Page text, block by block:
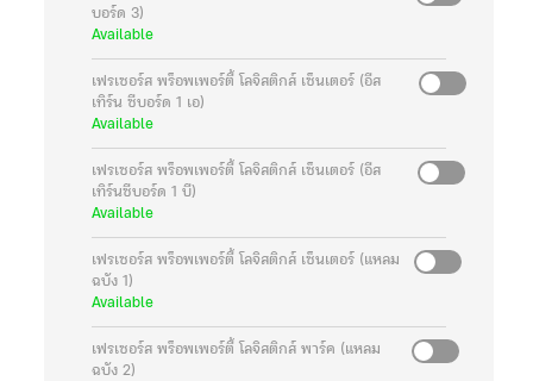
บอร์ด 3)
Available
เฟรเซอร์ส พร็อพเพอร์ตี้ โลจิสติกส์ เซ็นเตอร์ (อีส
เทิร์น ซีบอร์ด 1 เอ)
Available
เฟรเซอร์ส พร็อพเพอร์ตี้ โลจิสติกส์ เซ็นเตอร์ (อีส
เทิร์นซีบอร์ด 1 บี)
Available
เฟรเซอร์ส พร็อพเพอร์ตี้ โลจิสติกส์ เซ็นเตอร์ (แหลม
ฉบัง 1)
Available
เฟรเซอร์ส พร็อพเพอร์ตี้ โลจิสติกส์ พาร์ค (แหลม
ฉบัง 2)